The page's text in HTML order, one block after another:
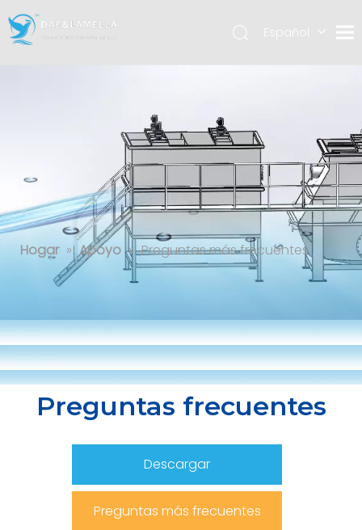
Español
Preguntas más frecuentes
Hogar » Apoyo » Preguntas más frecuentes
Preguntas frecuentes
Descargar
Preguntas más frecuentes